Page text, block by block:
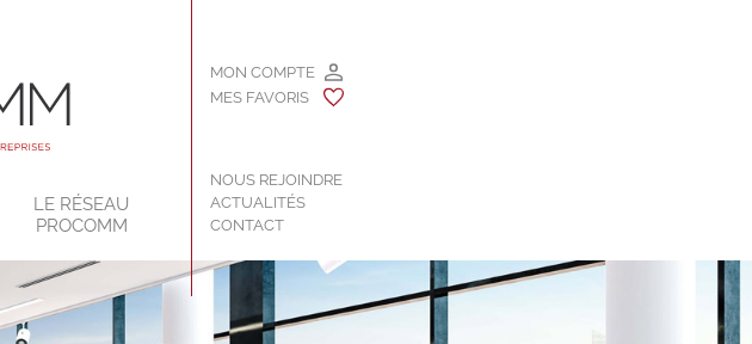
LE RÉSEAU
PROCOMM
MON COMPTE
MES FAVORIS
NOUS REJOINDRE
ACTUALITÉS
CONTACT